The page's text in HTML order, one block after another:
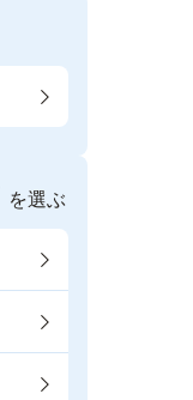
を選ぶ